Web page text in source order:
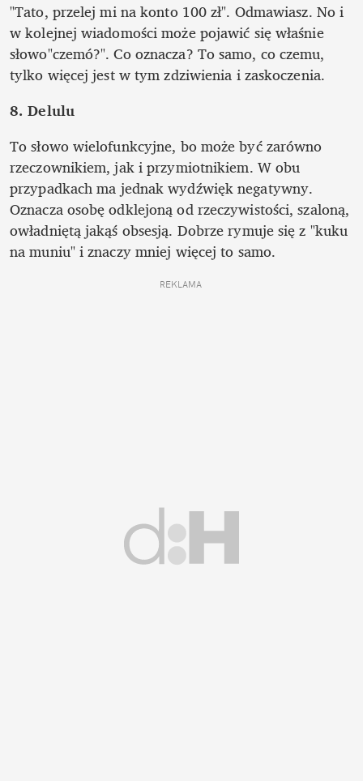
"Tato, przelej mi na konto 100 zł". Odmawiasz. No i
w kolejnej wiadomości może pojawić się właśnie
słowo"czemó?". Co oznacza? To samo, co czemu,
tylko więcej jest w tym zdziwienia i zaskoczenia.
8. Delulu
To słowo wielofunkcyjne, bo może być zarówno
rzeczownikiem, jak i przymiotnikiem. W obu
przypadkach ma jednak wydźwięk negatywny.
Oznacza osobę odklejoną od rzeczywistości, szaloną,
owładniętą jakąś obsesją. Dobrze rymuje się z "kuku
na muniu" i znaczy mniej więcej to samo.
REKLAMA